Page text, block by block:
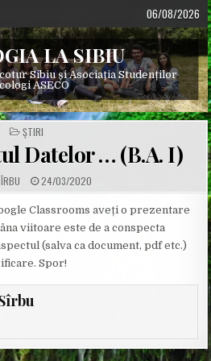
06/08/2026
LA SIBIU
Sibiu și Asociația Studenților
ASECO
POSTED
IN
ŞTIRI
Datelor … (B.A. I)
P
U
L
S
H
E
D
D
T
24/03/2020
Classrooms aveți o prezentare
viitoare este de a conspecta
(salva ca document, pdf etc.)
Spor!